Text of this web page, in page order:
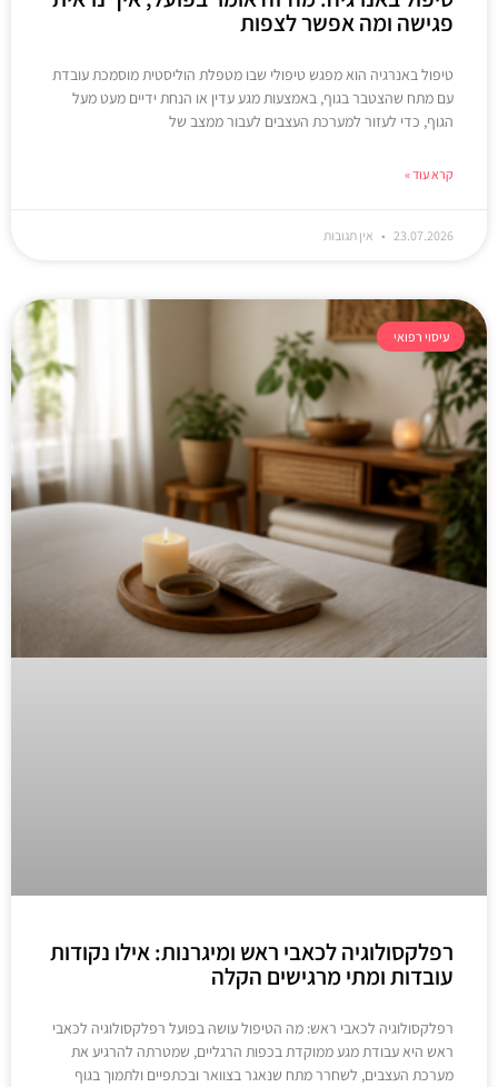
פגישה ומה אפשר לצפות
טיפול באנרגיה הוא מפגש טיפולי שבו מטפלת הוליסטית מוסמכת עובדת
עם מתח שהצטבר בגוף, באמצעות מגע עדין או הנחת ידיים מעט מעל
הגוף, כדי לעזור למערכת העצבים לעבור ממצב של
קרא עוד »
23.07.2026 אין תגובות
עיסוי רפואי
רפלקסולוגיה לכאבי ראש ומיגרנות: אילו נקודות
עובדות ומתי מרגישים הקלה
רפלקסולוגיה לכאבי ראש: מה הטיפול עושה בפועל רפלקסולוגיה לכאבי
ראש היא עבודת מגע ממוקדת בכפות הרגליים, שמטרתה להרגיע את
מערכת העצבים, לשחרר מתח שנאגר בצוואר ובכתפיים ולתמוך בגוף